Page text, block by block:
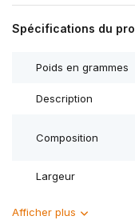
Spécifications du
Poids en grammes
Description
Composition
Largeur
Afficher plus